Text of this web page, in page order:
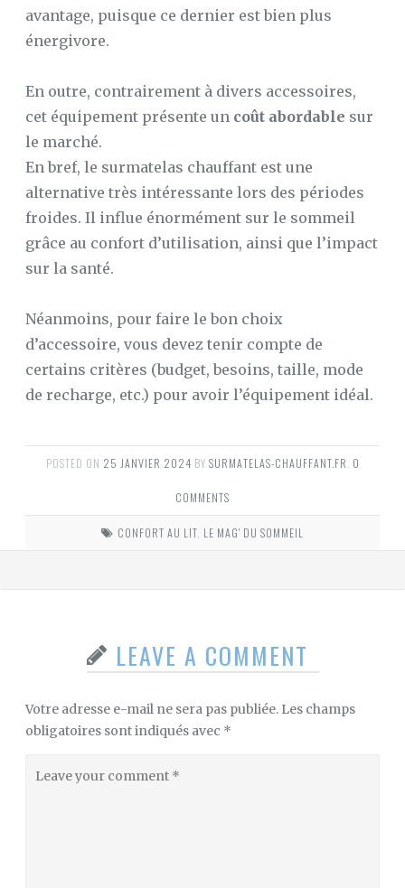
avantage, puisque ce dernier est bien plus
énergivore.
En outre, contrairement à divers accessoires,
cet équipement présente un coût abordable sur
le marché.
En bref, le surmatelas chauffant est une
alternative très intéressante lors des périodes
froides. Il influe énormément sur le sommeil
grâce au confort d’utilisation, ainsi que l’impact
sur la santé.
Néanmoins, pour faire le bon choix
d’accessoire, vous devez tenir compte de
certains critères (budget, besoins, taille, mode
de recharge, etc.) pour avoir l’équipement idéal.
POSTED ON 25 JANVIER 2024 BY SURMATELAS-CHAUFFANT.FR 0
COMMENTS
CONFORT AU LIT LE MAG' DU SOMMEIL
LEAVE A COMMENT
Votre adresse e-mail ne sera pas publiée. Les champs
obligatoires sont indiqués avec *
your